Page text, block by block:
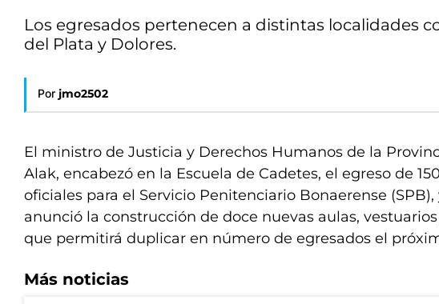
Los egresados pertenecen a distintas localidades
del Plata y Dolores.
Por jmo2502
El ministro de Justicia y Derechos Humanos de la
Alak, encabezó en la Escuela de Cadetes, el egreso de
oficiales para el Servicio Penitenciario Bonaerense
anunció la construcción de doce nuevas aulas,
que permitirá duplicar en número de egresados el
Más noticias